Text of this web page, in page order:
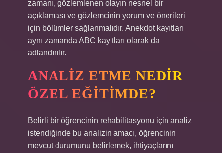
zamanı, gözlemlenen olayın nesnel bir
açıklaması ve gözlemcinin yorum ve önerileri
için bölümler sağlanmalıdır. Anekdot kayıtları
aynı zamanda ABC kayıtları olarak da
adlandırılır.
ANALIZ ETME NEDIR
ÖZEL EĞITIMDE?
Belirli bir öğrencinin rehabilitasyonu için analiz
istendiğinde bu analizin amacı, öğrencinin
mevcut durumunu belirlemek, ihtiyaçlarını